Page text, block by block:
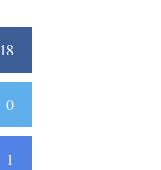
18
0
1